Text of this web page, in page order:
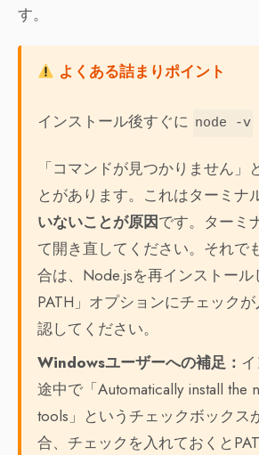
す。
よくある詰まりポイント
インストール後すぐに node -v
「コマンドが見つかりません」
とがあります。これはターミナ
いないことが原因です。ターミ
て開き直してください。それで
合は、Node.jsを再インストー
PATH」オプションにチェック
認してください。
Windowsユーザーへの補足：
途中で「Automatically install the
tools」というチェックボックス
合、チェックを入れておくと